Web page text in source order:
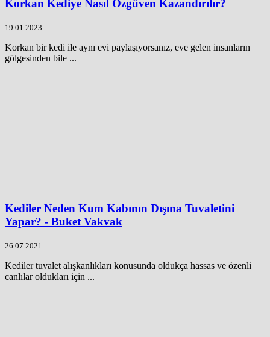
Korkan Kediye Nasıl Özgüven Kazandırılır?
19.01.2023
Korkan bir kedi ile aynı evi paylaşıyorsanız, eve gelen insanların
gölgesinden bile ...
Kediler Neden Kum Kabının Dışına Tuvaletini
Yapar? - Buket Vakvak
26.07.2021
Kediler tuvalet alışkanlıkları konusunda oldukça hassas ve özenli
canlılar oldukları için ...